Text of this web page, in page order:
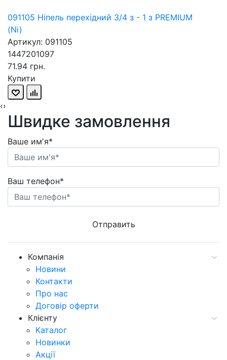
091105 Ніпель перехідний 3/4 з - 1 з PREMIUM
(Ni)
Артикул: 091105
1447201097
71.94 грн.
Купити
‹›
Швидке замовлення
Ваше им'я*
Ваш телефон*
Компанія
Новини
Контакти
Про нас
Договір оферти
Клієнту
Каталог
Новинки
Акції